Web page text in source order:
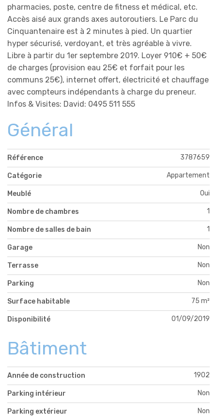
pharmacies, poste, centre de fitness et médical, etc.
Accès aisé aux grands axes autoroutiers. Le Parc du
Cinquantenaire est à 2 minutes à pied. Un quartier
hyper sécurisé, verdoyant, et très agréable à vivre.
Libre à partir du 1er septembre 2019. Loyer 910€ + 50€
de charges (provision eau 25€ et forfait pour les
communs 25€), internet offert, électricité et chauffage
avec compteurs indépendants à charge du preneur.
Infos & Visites: David: 0495 511 555
Général
Référence 3787659
Catégorie Appartement
Meublé Oui
Nombre de chambres 1
Nombre de salles de bain 1
Garage Non
Terrasse Non
Parking Non
Surface habitable 75 m²
Disponibilité 01/09/2019
Bâtiment
Année de construction 1902
Parking intérieur Non
Parking extérieur Non